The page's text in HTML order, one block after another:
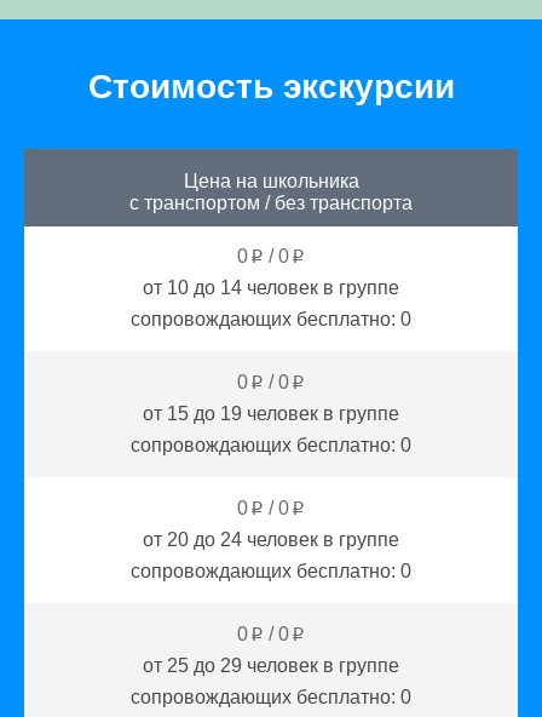
Стоимость экскурсии
Цена на школьника
с транспортом / без транспорта
0 p /0 p
от 10 до 14 человек в группе
сопровождающих бесплатно: 0
0 p /0 p
от 15 до 19 человек в группе
сопровождающих бесплатно: 0
0 p /0 p
от 20 до 24 человек в группе
сопровождающих бесплатно: 0
0 p /0 p
от 25 до 29 человек в группе
сопровождающих бесплатно: 0